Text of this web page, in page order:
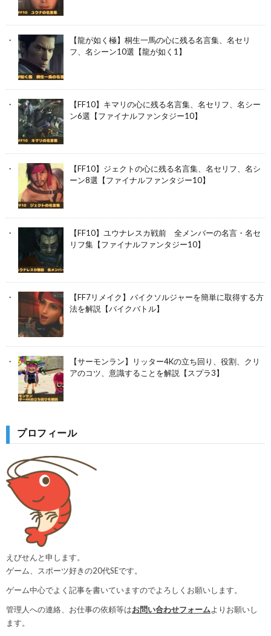
【龍が如く極】桐生一馬の心に残る名言集、名セリ
フ、名シーン10選【龍が如く1】
【FF10】キマリの心に残る名言集、名セリフ、名シー
ン6選【ファイナルファンタジー10】
【FF10】ジェクトの心に残る名言集、名セリフ、名シ
ーン8選【ファイナルファンタジー10】
【FF10】ユウナレスカ戦前 全メンバーの名言・名セ
リフ集【ファイナルファンタジー10】
【FF7リメイク】バイクソルジャーを簡単に取得する方
法を解説【バイクバトル】
【サーモンラン】リッター4Kの立ち回り、役割、クリ
アのコツ、意識することを解説【スプラ3】
プロフィール
えびせんと申します。
ゲーム、スポーツ好きの20代SEです。
ゲーム中心でよく記事を書いていますのでよろしくお願いします。
管理人への連絡、お仕事の依頼等はお問い合わせフォームよりお願いし
ます。